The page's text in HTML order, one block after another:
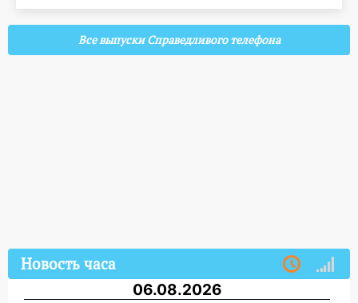
Все выпуски Справедливого телефона
Новость часа
06.08.2026